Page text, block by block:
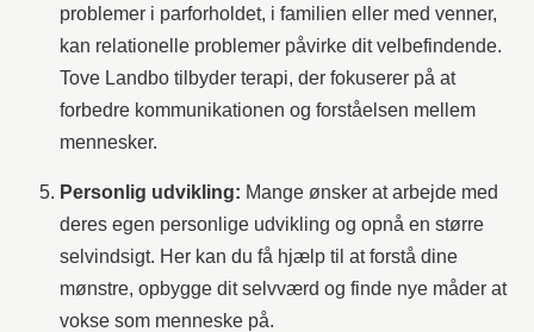
problemer i parforholdet, i familien eller med venner,
kan relationelle problemer påvirke dit velbefindende.
Tove Landbo tilbyder terapi, der fokuserer på at
forbedre kommunikationen og forståelsen mellem
mennesker.
Personlig udvikling: Mange ønsker at arbejde med
deres egen personlige udvikling og opnå en større
selvindsigt. Her kan du få hjælp til at forstå dine
mønstre, opbygge dit selvværd og finde nye måder at
vokse som menneske på.